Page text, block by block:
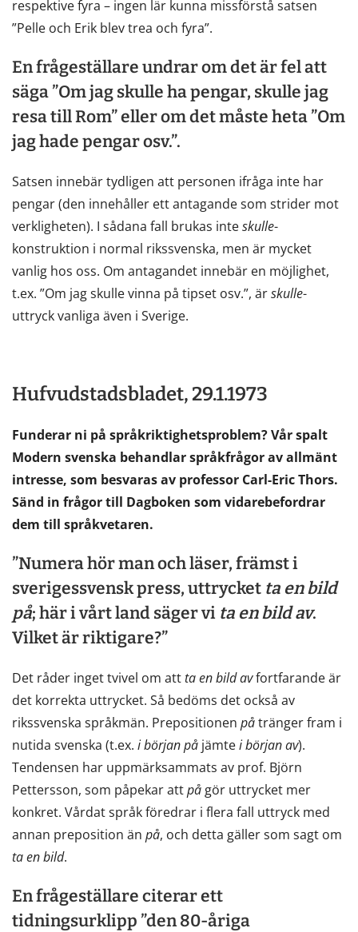
respektive fyra – ingen lär kunna missförstå satsen
”Pelle och Erik blev trea och fyra”.
En frågeställare undrar om det är fel att
säga ”Om jag skulle ha pengar, skulle jag
resa till Rom” eller om det måste heta ”Om
jag hade pengar osv.”.
Satsen innebär tydligen att personen ifråga inte har
pengar (den innehåller ett antagande som strider mot
verkligheten). I sådana fall brukas inteskulle-
konstruktion i normal rikssvenska, men är mycket
vanlig hos oss. Om antagandet innebär en möjlighet,
t.ex. ”Om jag skulle vinna på tipset osv.”, ärskulle-
uttryck vanliga även i Sverige.
Hufvudstadsbladet, 29.1.1973
Funderar ni på språkriktighetsproblem? Vår spalt
Modern svenska behandlar språkfrågor av allmänt
intresse, som besvaras av professor Carl-Eric Thors.
Sänd in frågor till Dagboken som vidarebefordrar
dem till språkvetaren.
”Numera hör man och läser, främst i
sverigessvensk press, uttrycket ta enbild
på; här i vårt land säger vi ta enbildav.
Vilket är riktigare?”
Det råder inget tvivel om atttaenbildavfortfarande är
det korrekta uttrycket. Så bedöms det också av
rikssvenska språkmän. Prepositionen påtränger fram i
nutida svenska (t.ex. ibörjanpå jämtei början av).
Tendensen har uppmärksammats av prof. Björn
Pettersson, som påpekar attpå gör uttrycket mer
konkret. Vårdat språk föredrar i flera fall uttryck med
annan preposition än på, och detta gäller som sagt om
taenbild.
En frågeställare citerar ett
tidningsurklipp ”den 80-åriga